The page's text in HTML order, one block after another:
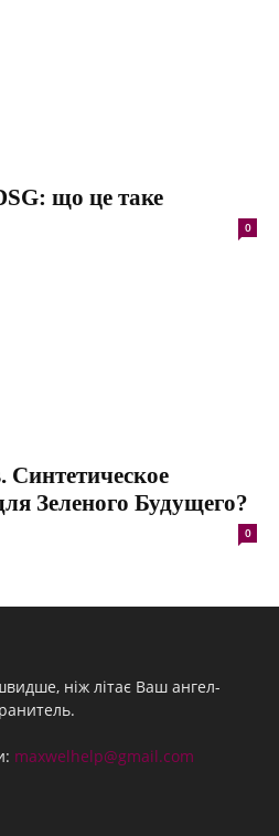
що це таке
0
Синтетическое
Зеленого Будущего?
0
ніж літає Ваш ангел-
maxwelhelp@gmail.com